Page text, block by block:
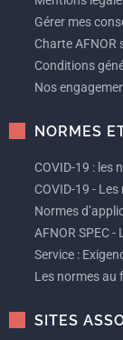
Gérer mes
Charte AFNOR
Conditions
Nos
NORMES
COVID-19 : les
COVID-19 -
Normes
AFNOR SPEC -
Service :
Les normes au
SITES